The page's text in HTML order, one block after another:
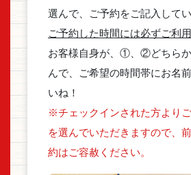
選んで、ご予約をご記入してい
ご予約した時間には必ずご利用
お客様自身が、①、②どちら
んで、ご希望の時間帯にお名
いね！
※チェックインされた方より
を選んでいただきますので、
約はご容赦ください。